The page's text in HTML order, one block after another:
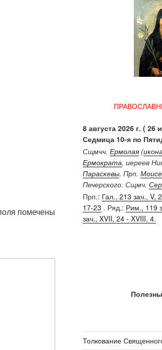
помечены
8 августа 2026 г. ( 26
Седмица 10-я по
Сщмчч. Ермолая(
Ермократа, иереев
Параскевы. Прп.
Печерского. Сщмч.
Прп.: Гал., 213 зач., V,
17-23 . Ряд.: Рим., 119
зач., XVII, 24 - XVIII, 4.
Толкование